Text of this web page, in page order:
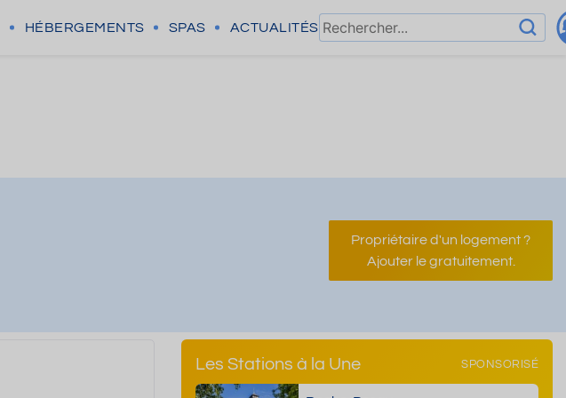
HÉBERGEMENTS SPAS ACTUALITÉS
Propriétaire d'un logement ?
Ajouter le gratuitement.
Les Stations à la Une SPONSORISÉ